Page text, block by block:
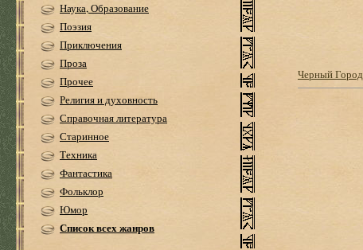
Наука, Образование
Поэзия
Приключения
Проза
Прочее
Религия и духовность
Справочная литература
Старинное
Техника
Фантастика
Фольклор
Юмор
Список всех жанров
Черный Город